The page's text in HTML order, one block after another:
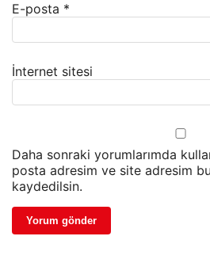
E-posta *
İnternet sitesi
Daha sonraki yorumlarımda
posta adresim ve site adresim bu
kaydedilsin.